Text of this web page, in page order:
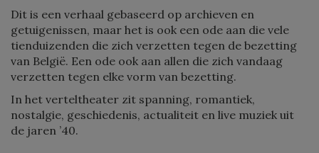
Dit is een verhaal gebaseerd op archieven en
getuigenissen, maar het is ook een ode aan die vele
tienduizenden die zich verzetten tegen de bezetting
van België. Een ode ook aan allen die zich vandaag
verzetten tegen elke vorm van bezetting.
In het verteltheater zit spanning, romantiek,
nostalgie, geschiedenis, actualiteit en live muziek uit
de jaren ’40.